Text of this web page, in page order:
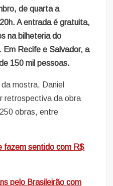
de quarta a
A entrada é gratuita,
na bilheteria do
Em Recife e Salvador, a
150 mil pessoas.
mostra, Daniel
retrospectiva da obra
obras, entre
fazem sentido com R$
pelo Brasileirão com